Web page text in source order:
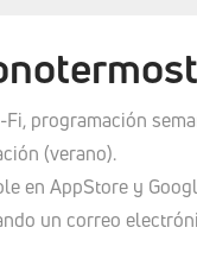
programación
(verano).
en AppStore y
un correo